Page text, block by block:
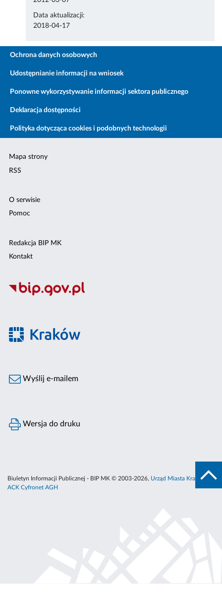
Data aktualizacji:
2018-04-17
Ochrona danych osobowych
Udostępnianie informacji na wniosek
Ponowne wykorzystywanie informacji sektora publicznego
Deklaracja dostępności
Polityka dotycząca cookies i podobnych technologii
Mapa strony
RSS
O serwisie
Pomoc
Redakcja BIP MK
Kontakt
Wyślij e-mailem
Wersja do druku
Biuletyn Informacji Publicznej - BIP MK © 2003-2026, Urząd Miasta Krakowa
ACK Cyfronet AGH